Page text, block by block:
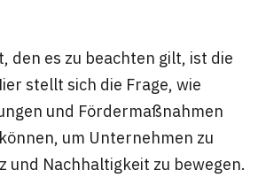
den es zu beachten gilt, ist die
stellt sich die Frage, wie
und Fördermaßnahmen
um Unternehmen zu
und Nachhaltigkeit zu bewegen.